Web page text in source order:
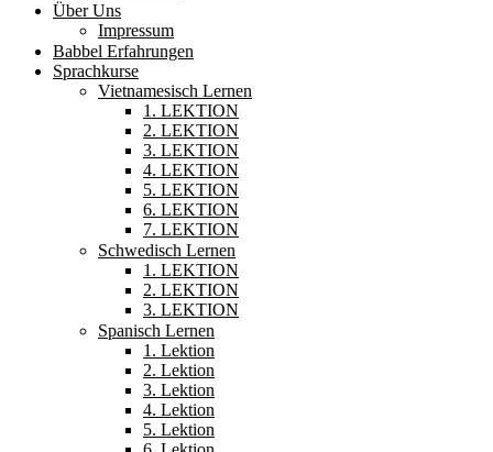
Über Uns
Impressum
Babbel Erfahrungen
Sprachkurse
Vietnamesisch Lernen
1. LEKTION
2. LEKTION
3. LEKTION
4. LEKTION
5. LEKTION
6. LEKTION
7. LEKTION
Schwedisch Lernen
1. LEKTION
2. LEKTION
3. LEKTION
Spanisch Lernen
1. Lektion
2. Lektion
3. Lektion
4. Lektion
5. Lektion